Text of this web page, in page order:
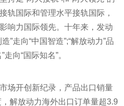
接轨国际和管理水平接轨国际，
响力国际领先。十年来，发动
”走向“中国智造”;“解放动力”品
向“国际知名”。
场开创新纪录，产品出口销量
解放动力海外出口订单量超3.9